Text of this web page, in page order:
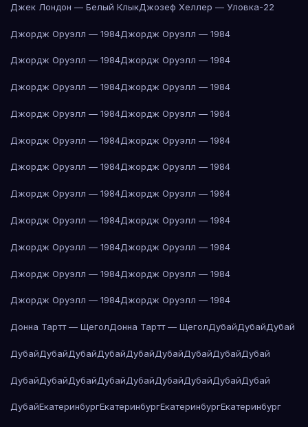
Джек Лондон — Белый КлыкДжозеф Хеллер — Уловка-22
Джордж Оруэлл — 1984Джордж Оруэлл — 1984
Джордж Оруэлл — 1984Джордж Оруэлл — 1984
Джордж Оруэлл — 1984Джордж Оруэлл — 1984
Джордж Оруэлл — 1984Джордж Оруэлл — 1984
Джордж Оруэлл — 1984Джордж Оруэлл — 1984
Джордж Оруэлл — 1984Джордж Оруэлл — 1984
Джордж Оруэлл — 1984Джордж Оруэлл — 1984
Джордж Оруэлл — 1984Джордж Оруэлл — 1984
Джордж Оруэлл — 1984Джордж Оруэлл — 1984
Джордж Оруэлл — 1984Джордж Оруэлл — 1984
Джордж Оруэлл — 1984Джордж Оруэлл — 1984
Донна Тартт — ЩеголДонна Тартт — ЩеголДубайДубайДубай
ДубайДубайДубайДубайДубайДубайДубайДубайДубай
ДубайДубайДубайДубайДубайДубайДубайДубайДубай
ДубайЕкатеринбургЕкатеринбургЕкатеринбургЕкатеринбург